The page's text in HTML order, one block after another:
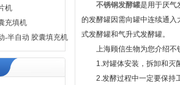
机
充填机
-半自动 胶囊填充机
不锈钢发酵罐是用于厌气
的发酵罐因需向罐中连续通
式发酵罐和气升式发酵罐。
上海顾信生物为您介绍不
1.对罐体安装，拆卸和灭菌
2.发酵过程中一定要保持工